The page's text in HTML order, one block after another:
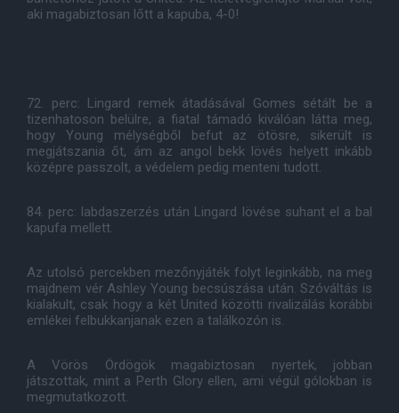
aki magabiztosan lőtt a kapuba, 4-0!
72. perc: Lingard remek átadásával Gomes sétált be a
tizenhatoson belülre, a fiatal támadó kiválóan látta meg,
hogy Young mélységből befut az ötösre, sikerült is
megjátszania őt, ám az angol bekk lövés helyett inkább
középre passzolt, a védelem pedig menteni tudott.
84. perc: labdaszerzés után Lingard lövése suhant el a bal
kapufa mellett.
Az utolsó percekben mezőnyjáték folyt leginkább, na meg
majdnem vér Ashley Young becsúszása után. Szóváltás is
kialakult, csak hogy a két United közötti rivalizálás korábbi
emlékei felbukkanjanak ezen a találkozón is.
A Vörös Ördögök magabiztosan nyertek, jobban
játszottak, mint a Perth Glory ellen, ami végül gólokban is
megmutatkozott.